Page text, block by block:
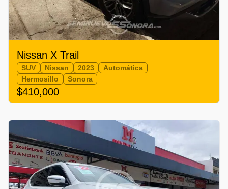
Nissan X Trail
SUV Nissan 2023
Automática
Hermosillo
Sonora
$410,000